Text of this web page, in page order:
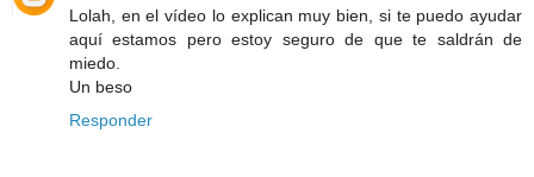
Lolah, en el vídeo lo explican muy bien, si te puedo ayudar
aquí estamos pero estoy seguro de que te saldrán de
miedo.
Un beso
Responder